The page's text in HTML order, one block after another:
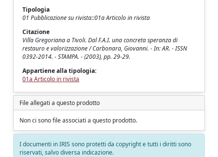
Tipologia
01 Pubblicazione su rivista::01a Articolo in rivista
Citazione
Villa Gregoriana a Tivoli. Dal F.A.I. una concreta speranza di
restauro e valorizzazione / Carbonara, Giovanni. - In: AR. - ISSN
0392-2014. - STAMPA. - (2003), pp. 29-29.
Appartiene alla tipologia:
01a Articolo in rivista
File allegati a questo prodotto
Non ci sono file associati a questo prodotto.
I documenti in IRIS sono protetti da copyright e tutti i diritti sono
riservati, salvo diversa indicazione.